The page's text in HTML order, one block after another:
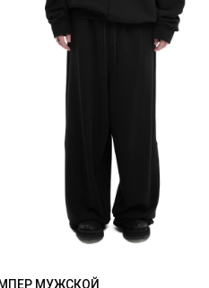
МУЖСКОЙ